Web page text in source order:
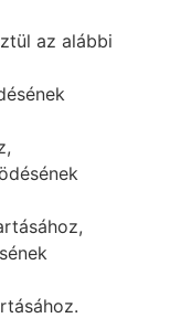
az alábbi